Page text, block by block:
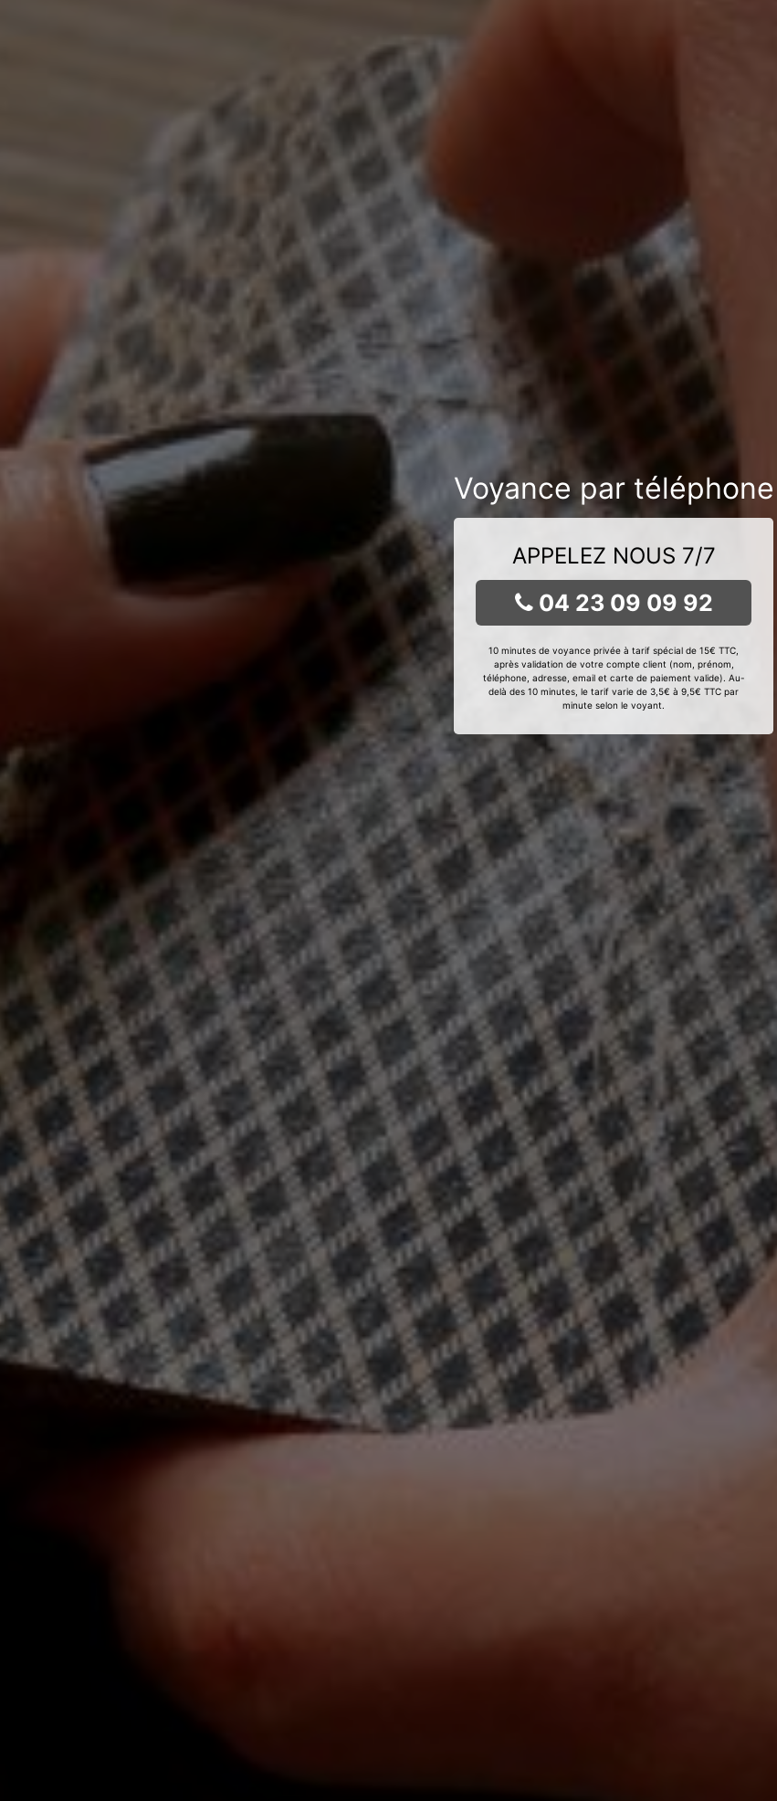
Voyance par téléphone
APPELEZ NOUS 7/7
04 23 09 09 92
10 minutes de voyance privée à tarif spécial de 15€ TTC,
après validation de votre compte client (nom, prénom,
téléphone, adresse, email et carte de paiement valide). Au-
delà des 10 minutes, le tarif varie de 3,5€ à 9,5€ TTC par
minute selon le voyant.